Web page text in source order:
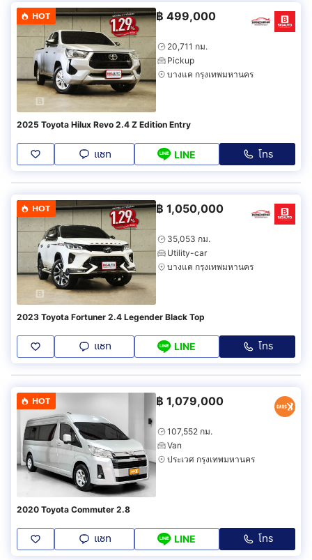
HOT ฿ 499,000
20,711 กม.
Pickup
บางแค กรุงเทพมหานคร
2025 Toyota Hilux Revo 2.4 Z Edition Entry
แชท LINE โทร
HOT ฿ 1,050,000
35,053 กม.
Utility-car
บางแค กรุงเทพมหานคร
2023 Toyota Fortuner 2.4 Legender Black Top
แชท LINE โทร
HOT ฿ 1,079,000
107,552 กม.
Van
ประเวศ กรุงเทพมหานคร
2020 Toyota Commuter 2.8
แชท LINE โทร